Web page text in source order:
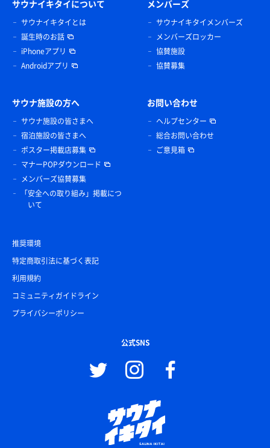
サウナイキタイについて
サウナイキタイとは
誕生時のお話
iPhoneアプリ
Androidアプリ
メンバーズ
サウナイキタイメンバーズ
メンバーズロッカー
協賛施設
協賛募集
サウナ施設の方へ
サウナ施設の皆さまへ
宿泊施設の皆さまへ
ポスター掲載店募集
マナーPOPダウンロード
メンバーズ協賛募集
「安全への取り組み」掲載につ
いて
お問い合わせ
ヘルプセンター
総合お問い合わせ
ご意見箱
推奨環境
特定商取引法に基づく表記
利用規約
コミュニティガイドライン
プライバシーポリシー
公式SNS